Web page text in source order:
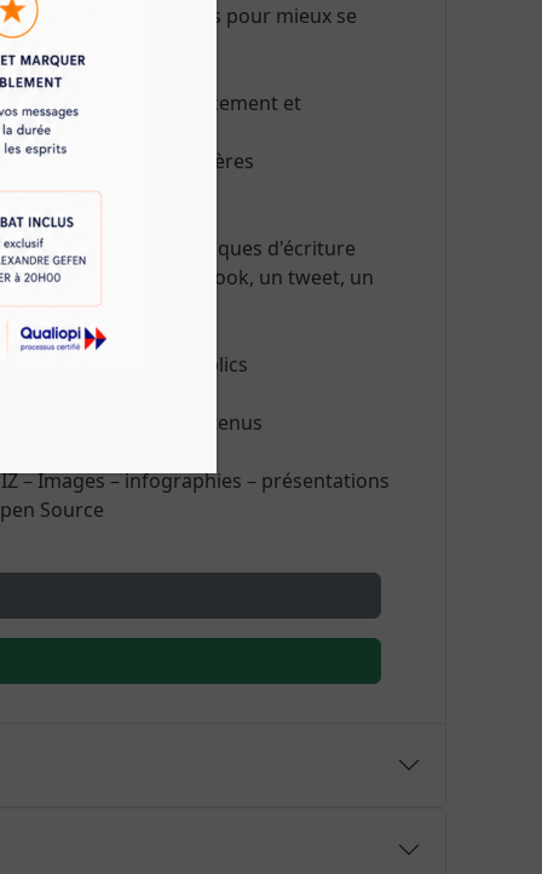
des contenus pour mieux se
: Pourquoi le référencement et
?
: Le poids des critères
et les bonnes pratiques d'écriture
un post Facebook, un tweet, un
le lien avec ses publics
la production de contenus
– Images – infographies – présentations
Source